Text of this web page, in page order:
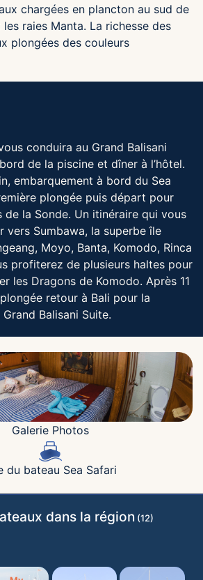
chargées en plancton au sud de
raies Manta. La richesse des
plongées des couleurs
conduira au Grand Balisani
de la piscine et dîner à l’hôtel.
embarquement à bord du Sea
plongée puis départ pour
de la Sonde. Un itinéraire qui vous
vers Sumbawa, la superbe île
Moyo, Banta, Komodo, Rinca
profiterez de plusieurs haltes pour
les Dragons de Komodo. Après 11
retour à Bali pour la
Balisani Suite.
Galerie Photos
du bateau Sea Safari
dans la région (12)